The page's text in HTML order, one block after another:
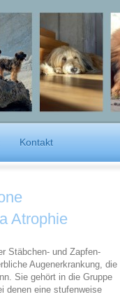
Kontakt
Atrophie
Stäbchen- und Zapfen-
Augenerkrankung, die
Sie gehört in die Gruppe
denen eine stufenweise